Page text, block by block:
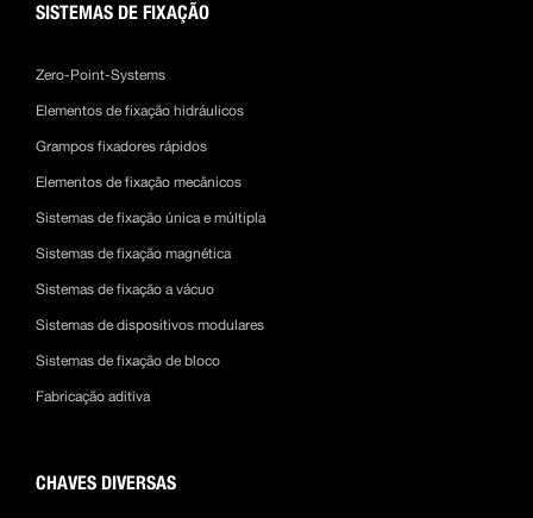
SISTEMAS DE FIXAÇÃO
Zero-Point-Systems
Elementos de fixação hidráulicos
Grampos fixadores rápidos
Elementos de fixação mecânicos
Sistemas de fixação única e múltipla
Sistemas de fixação magnética
Sistemas de fixação a vácuo
Sistemas de dispositivos modulares
Sistemas de fixação de bloco
Fabricação aditiva
CHAVES DIVERSAS